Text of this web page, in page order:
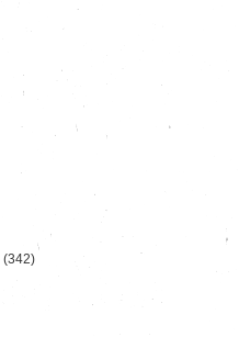
(342)